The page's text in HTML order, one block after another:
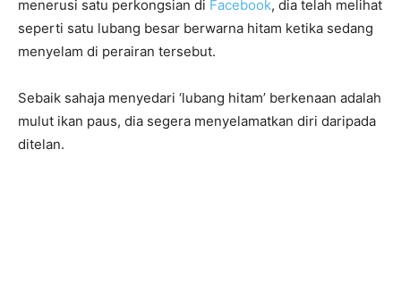
menerusi satu perkongsian di Facebook, dia telah melihat
seperti satu lubang besar berwarna hitam ketika sedang
menyelam di perairan tersebut.
Sebaik sahaja menyedari ‘lubang hitam’ berkenaan adalah
mulut ikan paus, dia segera menyelamatkan diri daripada
ditelan.